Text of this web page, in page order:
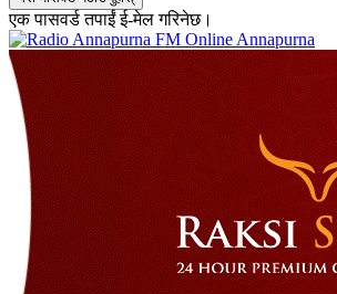
एक पासवर्ड तपाईं ई-मेल गरिनेछ।
Online Annapurna